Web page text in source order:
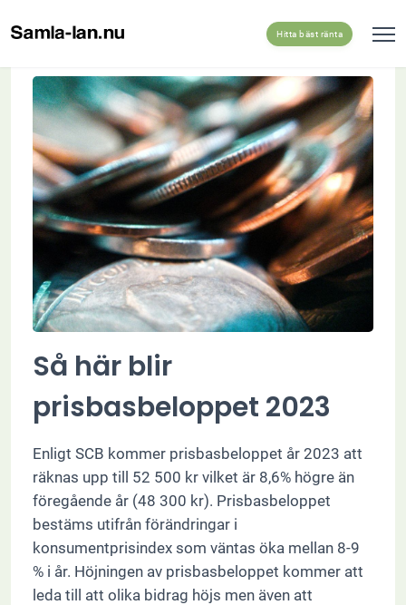
Hitta bäst ränta
Så här blir
prisbasbeloppet 2023
Enligt SCB kommer prisbasbeloppet år 2023 att
räknas upp till 52 500 kr vilket är 8,6% högre än
föregående år (48 300 kr). Prisbasbeloppet
bestäms utifrån förändringar i
konsumentprisindex som väntas öka mellan 8-9
% i år. Höjningen av prisbasbeloppet kommer att
leda till att olika bidrag höjs men även att